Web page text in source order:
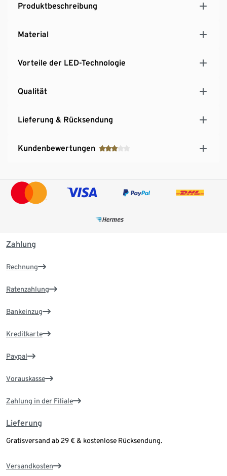
Produktbeschreibung
Material
Vorteile der LED-Technologie
Qualität
Lieferung & Rücksendung
Kundenbewertungen
Zahlung
Rechnung
Ratenzahlung
Bankeinzug
Kreditkarte
Paypal
Vorauskasse
Zahlung in der Filiale
Lieferung
Gratisversand ab 29 € & kostenlose Rücksendung.
Versandkosten